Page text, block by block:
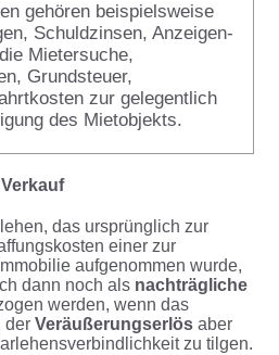
gehören beispielsweise
Schuldzinsen, Anzeigen-
Mietersuche,
Grundsteuer,
zur gelegentlich
des Mietobjekts.
das ursprünglich zur
einer zur
aufgenommen wurde,
dann noch als nachträgliche
werden, wenn das
der Veräußerungserlösaber
zu tilgen.